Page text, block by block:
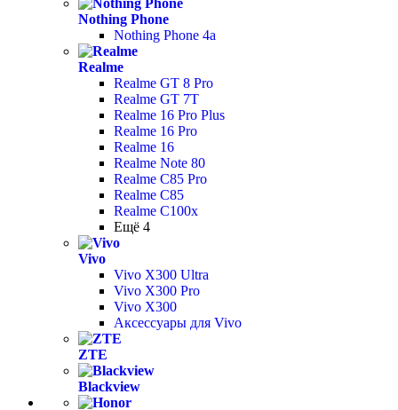
Nothing Phone
Nothing Phone 4a
Realme
Realme GT 8 Pro
Realme GT 7T
Realme 16 Pro Plus
Realme 16 Pro
Realme 16
Realme Note 80
Realme C85 Pro
Realme C85
Realme C100x
Ещё 4
Vivo
Vivo X300 Ultra
Vivo X300 Pro
Vivo X300
Аксессуары для Vivo
ZTE
Blackview